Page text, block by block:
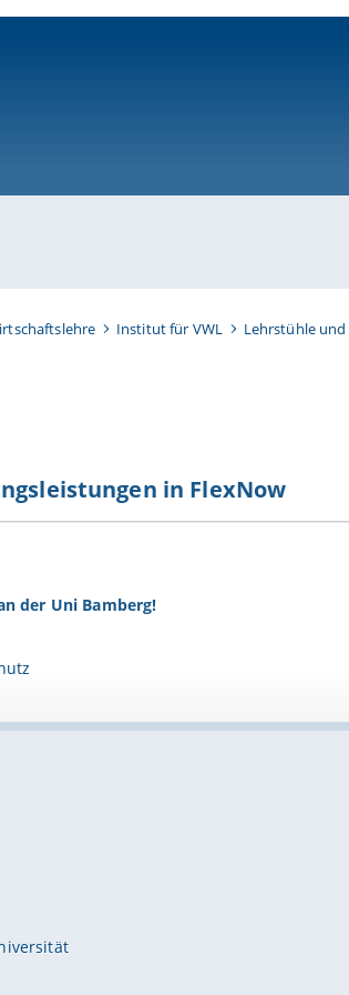
Institut für VWL
Lehrstühle
in FlexNow
der Uni Bamberg!